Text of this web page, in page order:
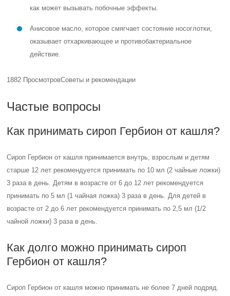
как может вызывать побочные эффекты.
Анисовое масло, которое смягчает состояние носоглотки,
оказывает отхаркивающее и противобактериальное
действие.
1882 ПросмотровСоветы и рекомендации
Частые вопросы
Как принимать сироп Гербион от кашля?
Сироп Гербион от кашля принимается внутрь, взрослым и детям
старше 12 лет рекомендуется принимать по 10 мл (2 чайные ложки)
3 раза в день. Детям в возрасте от 6 до 12 лет рекомендуется
принимать по 5 мл (1 чайная ложка) 3 раза в день. Для детей в
возрасте от 2 до 6 лет рекомендуется принимать по 2,5 мл (1/2
чайной ложки) 3 раза в день.
Как долго можно принимать сироп
Гербион от кашля?
Сироп Гербион от кашля можно принимать не более 7 дней подряд.